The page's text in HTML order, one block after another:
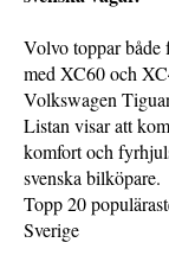
Volvo toppar både
med XC60 och
Volkswagen
Listan visar att
komfort och
svenska bilköpare.
Topp 20
Sverige